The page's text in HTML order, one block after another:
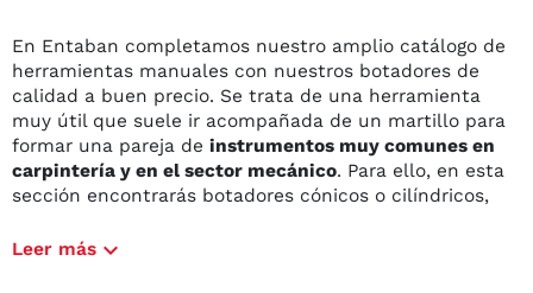
En Entaban completamos nuestro amplio catálogo de
herramientas manuales con nuestros botadores de
calidad a buen precio. Se trata de una herramienta
muy útil que suele ir acompañada de un martillo para
formar una pareja de instrumentos muy comunes en
carpintería y en el sector mecánico. Para ello, en esta
sección encontrarás botadores cónicos o cilíndricos,
recomendamos nuestro juego de
Leer más expand_more